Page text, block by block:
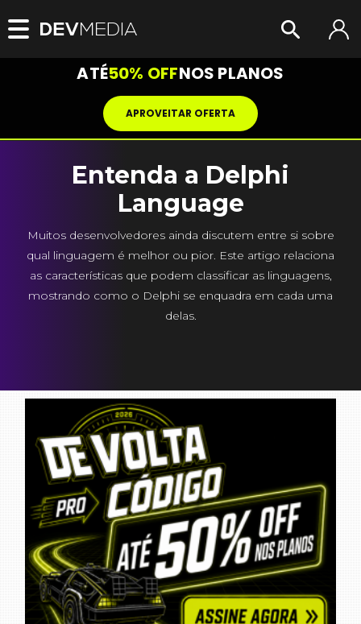
ATÉ50% OFFNOS PLANOS
APROVEITAR OFERTA
Entenda a Delphi
Language
Muitos desenvolvedores ainda discutem entre si sobre
qual linguagem é melhor ou pior. Este artigo relaciona
as características que podem classificar as linguagens,
mostrando como o Delphi se enquadra em cada uma
delas.